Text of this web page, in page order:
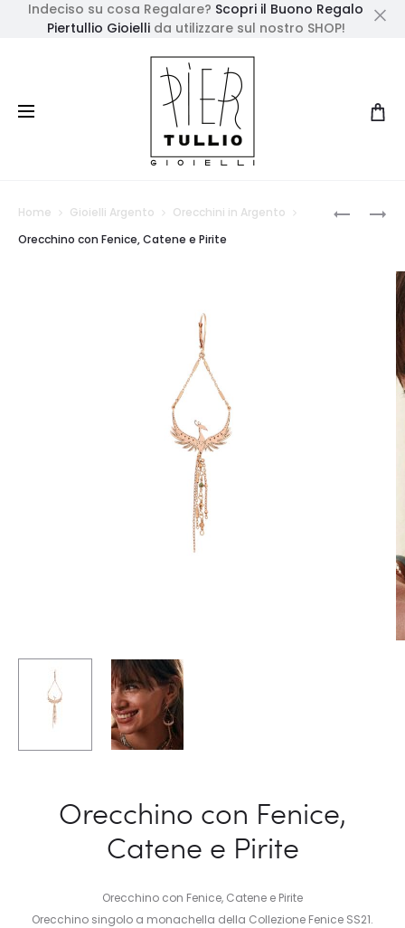
Indeciso su cosa Regalare? Scopri il Buono Regalo
Piertullio Gioiellida utilizzare sul nostro SHOP!
GRANDE
PENDENTI
Home Gioielli Argento
Orecchini in Argento
Orecchino con Fenice, Catene e Pirite
Orecchino con Fenice,
Catene e Pirite
Orecchino con Fenice, Catene e Pirite
Orecchino singolo a monachella della Collezione Fenice SS21.